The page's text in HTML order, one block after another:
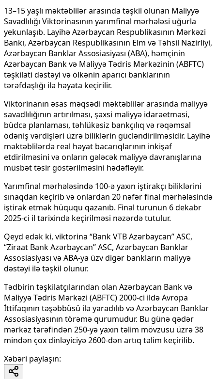
13–15 yaşlı məktəblilər arasında təşkil olunan Maliyyə
Savadlılığı Viktorinasının yarımfinal mərhələsi uğurla
yekunlaşıb. Layihə Azərbaycan Respublikasının Mərkəzi
Bankı, Azərbaycan Respublikasının Elm və Təhsil Nazirliyi,
Azərbaycan Banklar Assosiasiyası (ABA), həmçinin
Azərbaycan Bank və Maliyyə Tədris Mərkəzinin (ABFTC)
təşkilati dəstəyi və ölkənin aparıcı banklarının
tərəfdaşlığı ilə həyata keçirilir.
Viktorinanın əsas məqsədi məktəblilər arasında maliyyə
savadlılığının artırılması, şəxsi maliyyə idarəetməsi,
büdcə planlaması, təhlükəsiz bankçılıq və rəqəmsal
ödəniş vərdişləri üzrə biliklərin gücləndirilməsidir. Layihə
məktəblilərdə real həyat bacarıqlarının inkişaf
etdirilməsini və onların gələcək maliyyə davranışlarına
müsbət təsir göstərilməsini hədəfləyir.
Yarımfinal mərhələsində 100-ə yaxın iştirakçı biliklərini
sınaqdan keçirib və onlardan 20 nəfər final mərhələsində
iştirak etmək hüququ qazanıb. Final turunun 6 dekabr
2025-ci il tarixində keçirilməsi nəzərdə tutulur.
Qeyd edək ki, viktorina “Bank VTB Azərbaycan” ASC,
“Ziraat Bank Azərbaycan” ASC, Azərbaycan Banklar
Assosiasiyası və ABA-ya üzv digər bankların maliyyə
dəstəyi ilə təşkil olunur.
Tədbirin təşkilatçılarından olan Azərbaycan Bank və
Maliyyə Tədris Mərkəzi (ABFTC) 2000-ci ildə Avropa
İttifaqının təşəbbüsü ilə yaradılıb və Azərbaycan Banklar
Assosiasiyasının törəmə qurumudur. Bu günə qədər
mərkəz tərəfindən 250-yə yaxın təlim mövzusu üzrə 38
mindən çox dinləyiciyə 2600-dən artıq təlim keçirilib.
Xəbəri paylaşın: